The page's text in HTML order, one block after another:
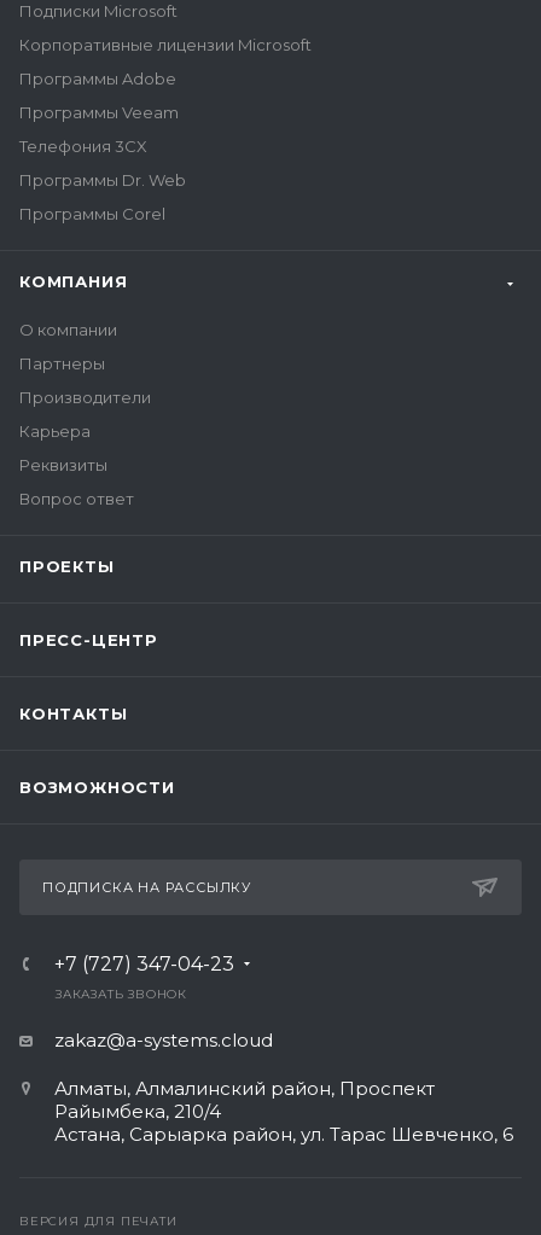
Подписки Microsoft
Корпоративные лицензии Microsoft
Программы Adobe
Программы Veeam
Телефония 3CX
Программы Dr. Web
Программы Corel
КОМПАНИЯ
О компании
Партнеры
Производители
Карьера
Реквизиты
Вопрос ответ
ПРОЕКТЫ
ПРЕСС-ЦЕНТР
КОНТАКТЫ
ВОЗМОЖНОСТИ
ПОДПИСКА НА РАССЫЛКУ
+7 (727) 347-04-23
ЗАКАЗАТЬ ЗВОНОК
zakaz@a-systems.cloud
Алматы, ​Алмалинский район, Проспект
Райымбека, 210/4
Астана, Сарыарка район, ул. Тарас Шевченко, 6​
ВЕРСИЯ ДЛЯ ПЕЧАТИ